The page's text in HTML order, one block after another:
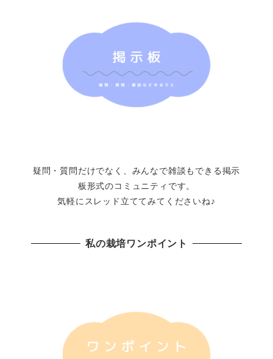
疑問・質問だけでなく、みんなで雑談もできる掲示
板形式のコミュニティです。
気軽にスレッド立ててみてくださいね♪
私の栽培ワンポイント